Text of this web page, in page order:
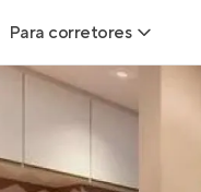
Para corretores
Leads para
Corretor+